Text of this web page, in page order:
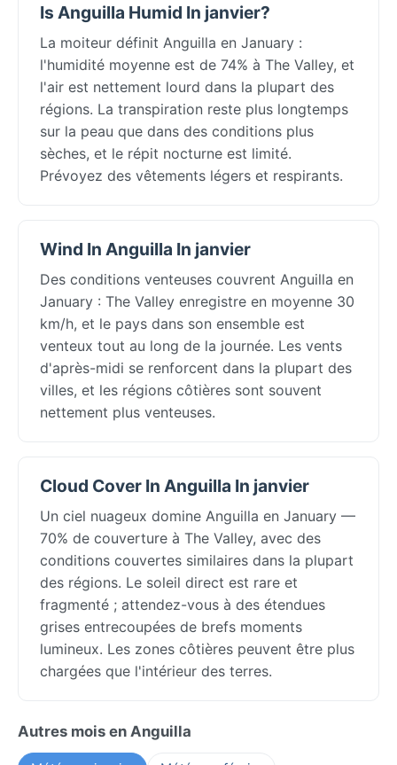
Is Anguilla Humid In janvier?
La moiteur définit Anguilla en January :
l'humidité moyenne est de 74% à The Valley, et
l'air est nettement lourd dans la plupart des
régions. La transpiration reste plus longtemps
sur la peau que dans des conditions plus
sèches, et le répit nocturne est limité.
Prévoyez des vêtements légers et respirants.
Wind In Anguilla In janvier
Des conditions venteuses couvrent Anguilla en
January : The Valley enregistre en moyenne 30
km/h, et le pays dans son ensemble est
venteux tout au long de la journée. Les vents
d'après-midi se renforcent dans la plupart des
villes, et les régions côtières sont souvent
nettement plus venteuses.
Cloud Cover In Anguilla In janvier
Un ciel nuageux domine Anguilla en January —
70% de couverture à The Valley, avec des
conditions couvertes similaires dans la plupart
des régions. Le soleil direct est rare et
fragmenté ; attendez-vous à des étendues
grises entrecoupées de brefs moments
lumineux. Les zones côtières peuvent être plus
chargées que l'intérieur des terres.
Autres mois en Anguilla